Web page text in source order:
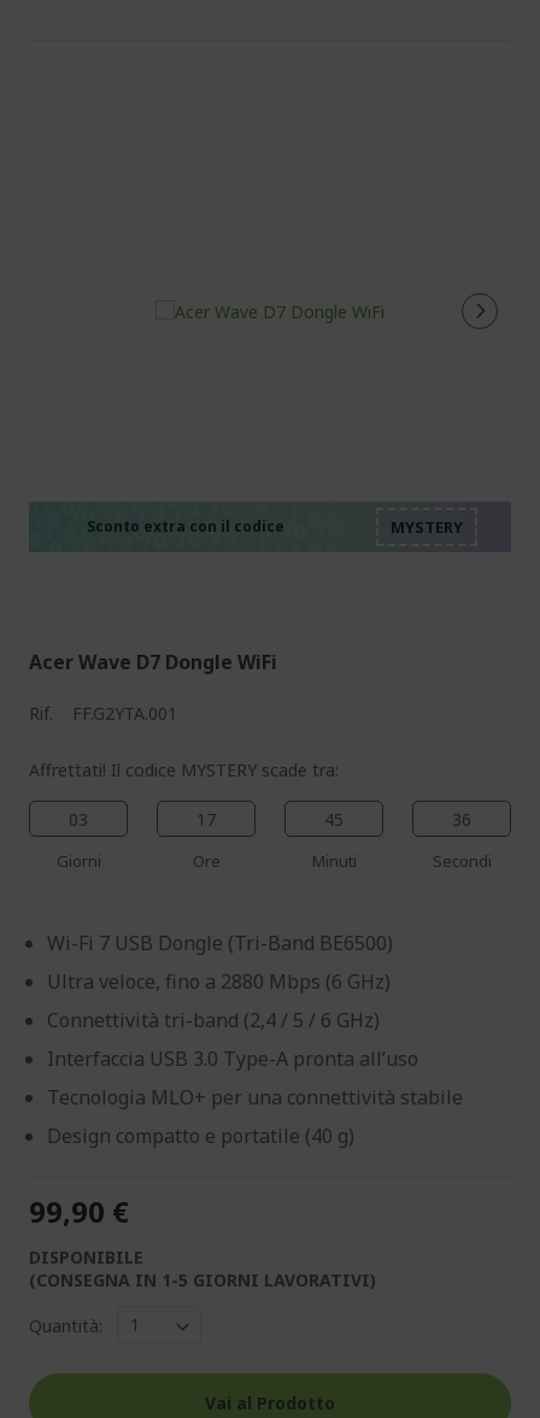
Sconto extra con il codice
Acer Wave D7 Dongle WiFi
Rif. FF.G2YTA.001
Affrettati! Il codice MYSTERY scade tra:
03
Giorni
17
Ore
45
Minuti
35
Secondi
Wi-Fi 7 USB Dongle (Tri-Band BE6500)
Ultra veloce, fino a 2880 Mbps (6 GHz)
Connettività tri-band (2,4 / 5 / 6 GHz)
Interfaccia USB 3.0 Type-A pronta all’uso
Tecnologia MLO+ per una connettività stabile
Design compatto e portatile (40 g)
99,90 €
DISPONIBILE
(CONSEGNA IN 1-5 GIORNI LAVORATIVI)
Quantità:
Vai al Prodotto